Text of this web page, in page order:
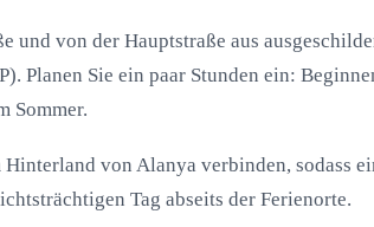
von der Hauptstraße aus
Sie ein paar Stunden ein:
Sommer.
von Alanya verbinden, sodass
Tag abseits der Ferienorte.